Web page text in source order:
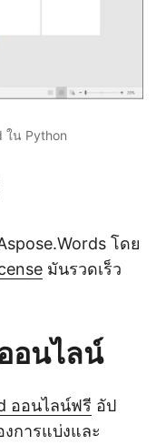
ใน Python
โดย
มันรวดเร็ว
อนไลน์
ออนไลน์ฟรี อัป
การแบ่งและ